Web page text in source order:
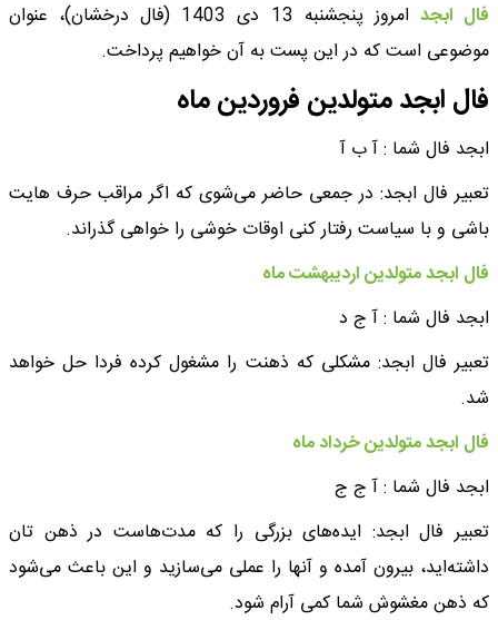
فال ابجد
امروز پنجشنبه 13 دی 1403 (فال درخشان)، عنوان
موضوعی است که در این پست به آن خواهیم پرداخت.
فال ابجد متولدین فروردین ماه
ابجد فال شما : آ ب آ
تعبیر فال ابجد: در جمعی حاضر می‌شوی که اگر مراقب حرف هایت
باشی و با سیاست رفتار کنی اوقات خوشی را خواهی گذراند.
فال ابجد متولدین اردیبهشت ماه
ابجد فال شما : آ ج د
تعبیر فال ابجد: مشکلی که ذهنت را مشغول کرده فردا حل خواهد
شد.
فال ابجد متولدین خرداد ماه
ابجد فال شما : آ ج ج
تعبیر فال ابجد: ایده‌های بزرگی را که مدت‌هاست در ذهن تان
داشته‌اید، بیرون آمده و آنها را عملی می‌سازید و این باعث می‌شود
که ذهن مغشوش شما کمی آرام شود.